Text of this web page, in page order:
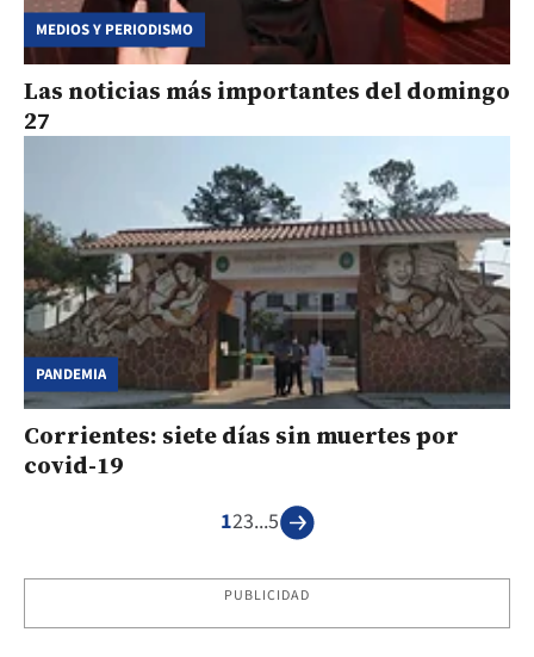
MEDIOS Y PERIODISMO
Las noticias más importantes del domingo
27
PANDEMIA
Corrientes: siete días sin muertes por
covid-19
123...5
PUBLICIDAD